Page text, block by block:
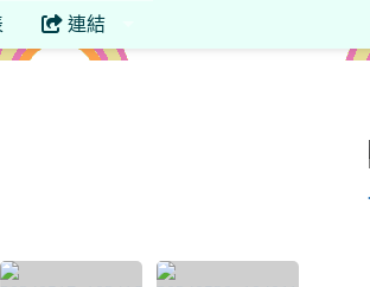
連結